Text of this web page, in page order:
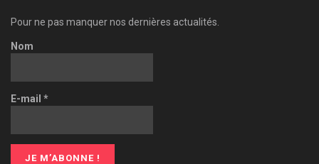
Pour ne pas manquer nos dernières actualités.
Nom
E-mail *